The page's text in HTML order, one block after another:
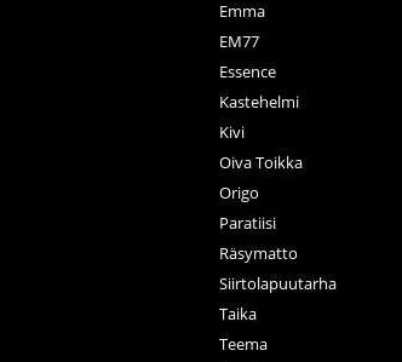
Emma
EM77
Essence
Kastehelmi
Kivi
Oiva Toikka
Origo
Paratiisi
Räsymatto
Siirtolapuutarha
Taika
Teema